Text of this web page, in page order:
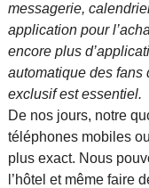
messagerie,
application pour
encore plus
automatique des fans
exclusif est essentiel.
De nos jours, notre
téléphones mobiles
plus exact. Nous
l’hôtel et même faire